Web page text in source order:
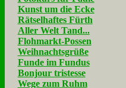
Kunst um die Ecke
Rätselhaftes Fürth
Aller Welt Tand...
Flohmarkt-Possen
Weihnachtsgrüße
Funde im Fundus
Bonjour tristesse
Wege zum Ruhm